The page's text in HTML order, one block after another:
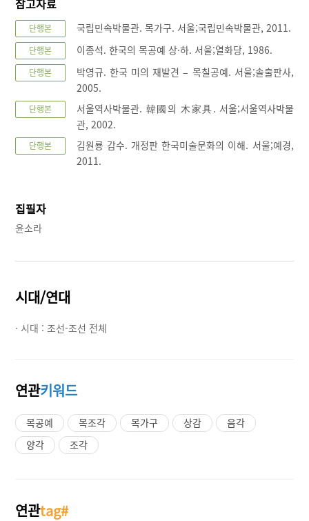
단행본 국립민속박물관. 목가구. 서울;국립민속박물관, 2011.
단행본 이종석. 한국의 목공예 상·하. 서울;열화당, 1986.
단행본
박영규. 한국 미의 재발견 – 목칠공예. 서울;솔출판사,
2005.
단행본
서울역사박물관. 韓國의 木家具. 서울;서울역사박물
관, 2002.
단행본
김원룡 감수. 개정판 한국미술문화의 이해. 서울;예경,
2011.
집필자
윤소라
시대/연대
· 시대 : 조선-조선 전체
연관키워드
목공예 목조각 목가구 상감
음각
양각
조각
연관tag#